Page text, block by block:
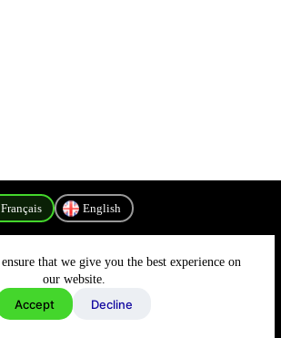
that we give you the best experience on
our website.
Accept Decline
Français English
Politique de confidentialité
© 2026 - MyConnectivity